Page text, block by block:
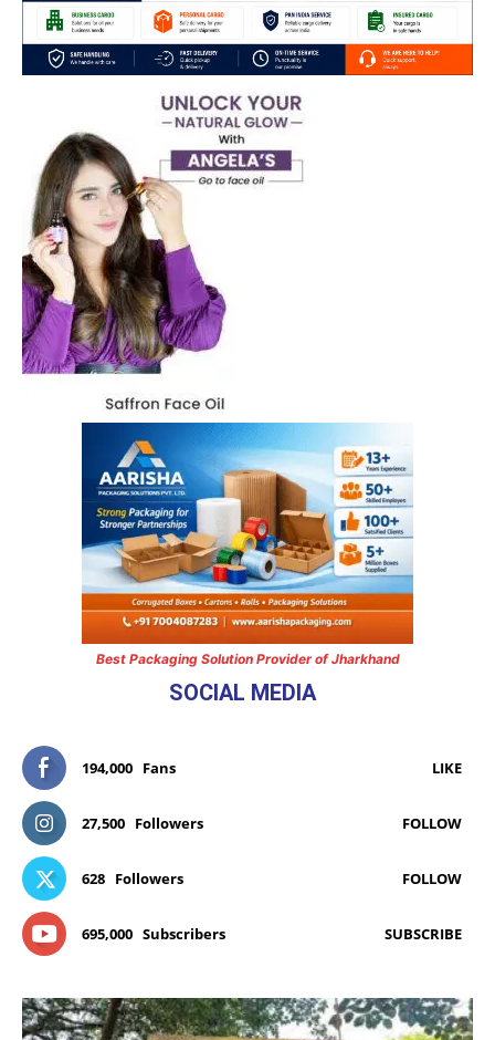
Best Packaging Solution Provider of Jharkhand
SOCIAL MEDIA
194,000 Fans LIKE
27,500 Followers FOLLOW
628 Followers FOLLOW
695,000 Subscribers SUBSCRIBE